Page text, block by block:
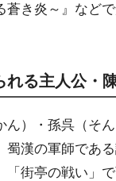
き炎～』など
れる主人公・
）・孫呉（そ
漢の軍師であ
街亭の戦い」